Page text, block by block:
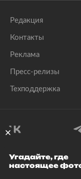
Редакция
Контакты
Реклама
Пресс-релизы
Техподдержка
©
Угадайте, где
настоящее